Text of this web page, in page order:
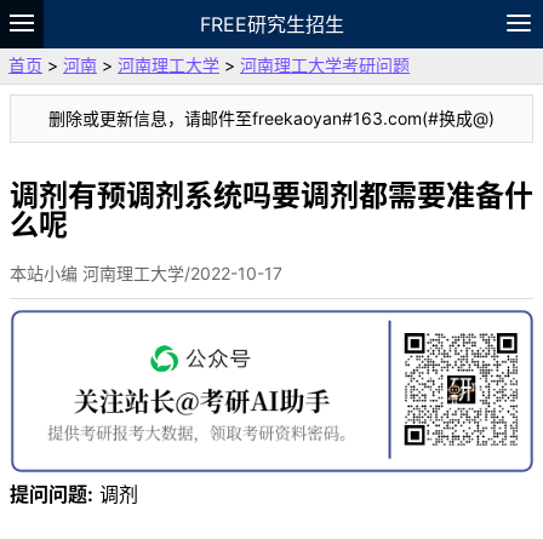
FREE研究生招生
题库
故事 专题 APP 笔记
论坛
VIP
资料
首页 > 河南 > 河南理工大学 > 河南理工大学考研问题
删除或更新信息，请邮件至freekaoyan#163.com(#换成@)
调剂有预调剂系统吗要调剂都需要准备什
么呢
本站小编 河南理工大学/2022-10-17
提问问题: 调剂